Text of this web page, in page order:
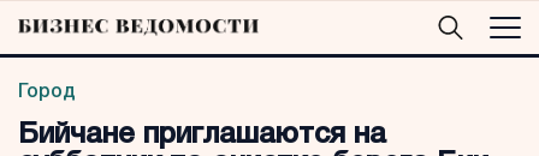
Город
Бийчане приглашаются на